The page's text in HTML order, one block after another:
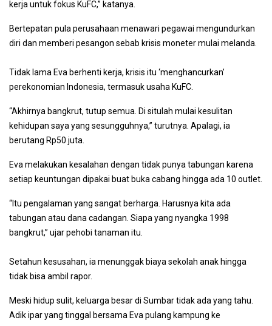
kerja untuk fokus KuFC,” katanya.
Bertepatan pula perusahaan menawari pegawai mengundurkan
diri dan memberi pesangon sebab krisis moneter mulai melanda.
Tidak lama Eva berhenti kerja, krisis itu ‘menghancurkan’
perekonomian Indonesia, termasuk usaha KuFC.
“Akhirnya bangkrut, tutup semua. Di situlah mulai kesulitan
kehidupan saya yang sesungguhnya,” turutnya. Apalagi, ia
berutang Rp50 juta.
Eva melakukan kesalahan dengan tidak punya tabungan karena
setiap keuntungan dipakai buat buka cabang hingga ada 10 outlet.
“Itu pengalaman yang sangat berharga. Harusnya kita ada
tabungan atau dana cadangan. Siapa yang nyangka 1998
bangkrut,” ujar pehobi tanaman itu.
Setahun kesusahan, ia menunggak biaya sekolah anak hingga
tidak bisa ambil rapor.
Meski hidup sulit, keluarga besar di Sumbar tidak ada yang tahu.
Adik ipar yang tinggal bersama Eva pulang kampung ke